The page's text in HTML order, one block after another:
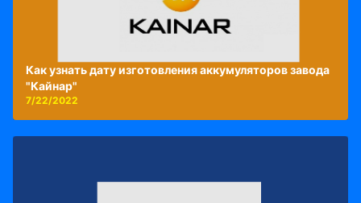
Как узнать дату изготовления аккумуляторов завода
"Кайнар"
7/22/2022